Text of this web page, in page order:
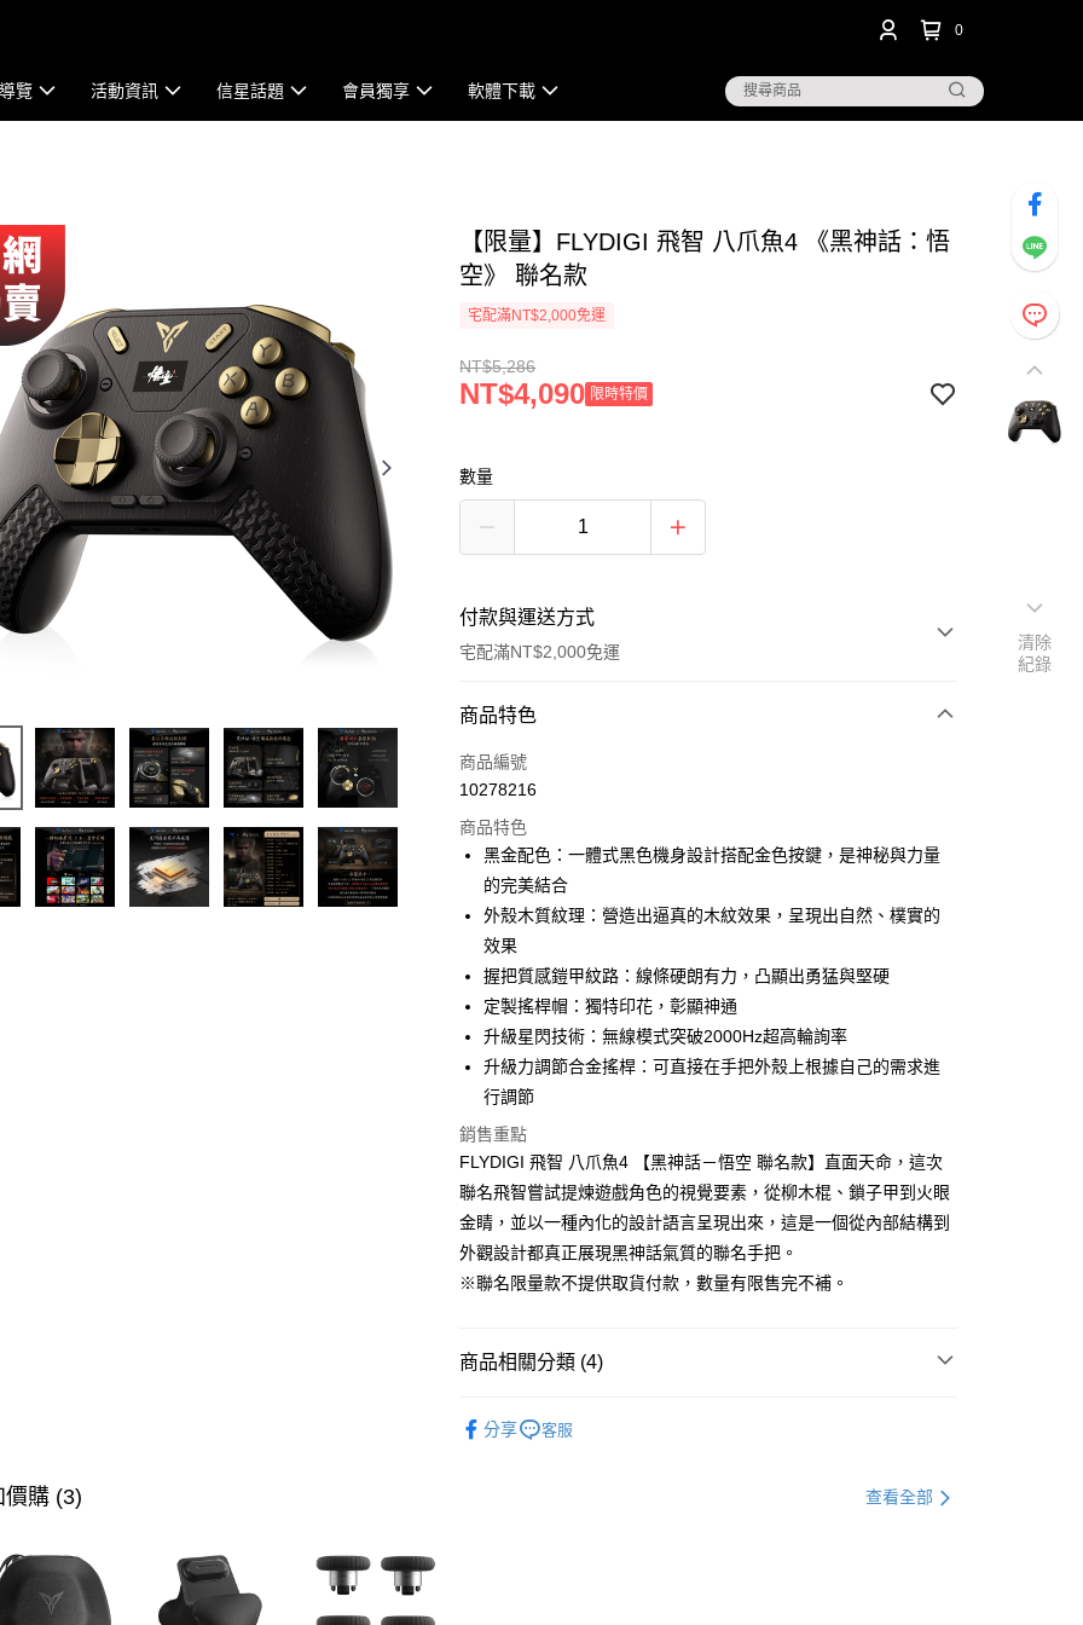
0
覽 活動資訊 信星話題 會員獨享 軟體下載
【限量】FLYDIGI 飛智 八爪魚4 《黑神話：悟
空》 聯名款
宅配滿NT$2,000免運
NT$5,286
NT$4,090 限時特價
數量
付款與運送方式
宅配滿NT$2,000免運
付款方式
信用卡一次付款
3 期 0 利率 每期 NT$1,762 21家銀行
合作金庫商業銀行
華南商業銀行
彰化商業銀行
國泰世華商業銀行
臺灣中小企業銀行
台中商業銀行
匯豐（台灣）商業銀行
華泰商業銀行
聯邦商業銀行
遠東國際商業銀行
元大商業銀行
永豐商業銀行
台新國際商業銀行
台灣樂天信用卡公司
6 期 0 利率 每期
合作金庫商業銀行
第一商業銀行
華南商業銀行
上海商業儲蓄銀行
台北富邦商業銀行
臺灣中小企業銀行
台中商業銀行
匯豐（台灣）商業銀行
華泰商業銀行
聯邦商業銀行
遠東國際商業銀行
元大商業銀行
台新國際商業銀行
台灣樂天信用卡公司
LINE Pay
街口支付
悠遊付
AFTEE先享後付
相關說明
【關於「AFTEE先享後付」】
AFTEE先享後付是「在收到商品之後才付款」的支付方式。 讓您購物簡單
便利好安心！
１．簡單：不需註冊會員、不需綁卡、不需儲值。
２．便利：只要手機號碼，簡訊認證，即可結帳。
３．安心：先確認商品／服務後，再付款。
【「AFTEE先享後付」結帳流程】
１．於結帳方式選擇「AFTEE先享後付」後，將跳轉至「AFTEE先享後
３．收到繳費通知簡訊後14天內，點擊此簡訊中的連結，可透過四大超商
／ATM／網路銀行／等多元方式進行付款，方視為交易完成。
先享後付繳納相關費用。
https://netprotections.freshdesk.com/support/home
ATM付款
運送方式
宅配本島
每筆NT$150，滿NT$2,000(含以上)免運費
每筆NT$320
商品特色
商品編號
10278216
商品特色
黑金配色：一體式黑色機身設計搭配金色按鍵，是神秘與力量
的完美結合
外殼木質紋理：營造出逼真的木紋效果，呈現出自然、樸實的
效果
握把質感鎧甲紋路：線條硬朗有力，凸顯出勇猛與堅硬
定製搖桿帽：獨特印花，彰顯神通
升級星閃技術：無線模式突破2000Hz超高輪詢率
升級力調節合金搖桿：可直接在手把外殼上根據自己的需求進
行調節
銷售重點
FLYDIGI 飛智 八爪魚4 【黑神話－悟空 聯名款】直面天命，這次
聯名飛智嘗試提煉遊戲角色的視覺要素，從柳木棍、鎖子甲到火眼
金睛，並以一種內化的設計語言呈現出來，這是一個從內部結構到
外觀設計都真正展現黑神話氣質的聯名手把。
※聯名限量款不提供取貨付款，數量有限售完不補。
商品相關分類 (4)
分享 客服
價購 (3) 查看全部
清除
紀錄